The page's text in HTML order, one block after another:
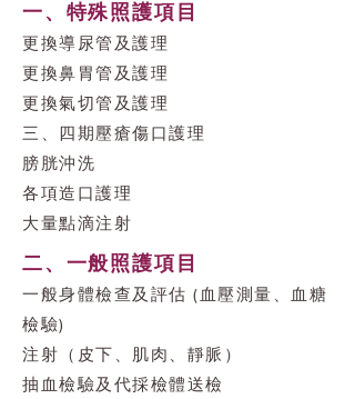
一、特殊照護項目
更換導尿管及護理
更換鼻胃管及護理
更換氣切管及護理
三、四期壓瘡傷口護理
膀胱沖洗
各項造口護理
大量點滴注射
二、一般照護項目
一般身體檢查及評估 (血壓測量、血糖
檢驗)
注射（皮下、肌肉、靜脈）
抽血檢驗及代採檢體送檢